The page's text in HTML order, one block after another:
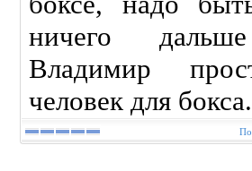
ничего
Владимир
человек для